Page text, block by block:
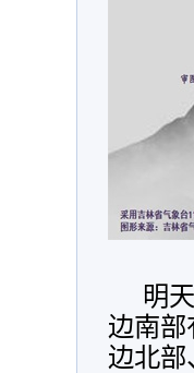
明
边南
边北